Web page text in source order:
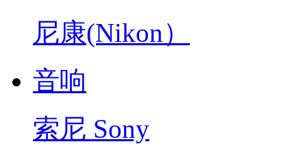
尼康(Nikon）
音响
索尼 Sony